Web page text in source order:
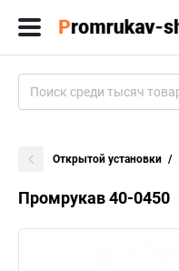
Открытой установки
Промрукав 40-0450